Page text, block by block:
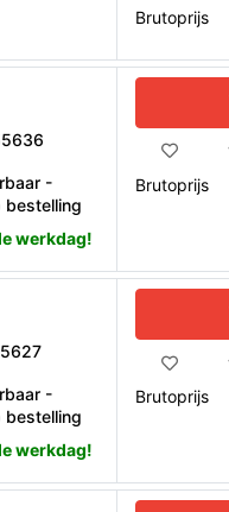
Brutoprijs
-
bestelling
werkdag!
Brutoprijs
-
bestelling
werkdag!
Brutoprijs